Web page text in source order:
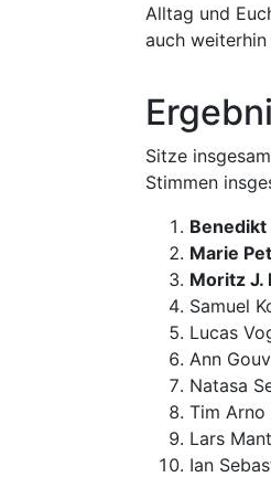
Alltag und
auch
Sitze
Stimmen
Benedikt
Marie
Moritz J.
Samuel
Lucas
Ann
Natasa
Tim Arno
Lars
Ian